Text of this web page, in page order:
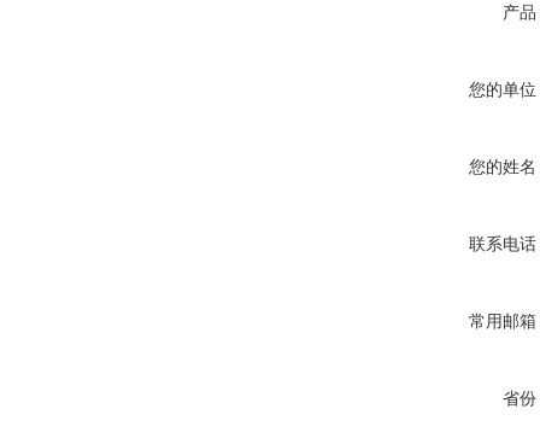
产品
您的单位
您的姓名
联系电话
常用邮箱
省份